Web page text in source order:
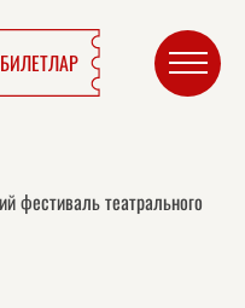
фестиваль театрального